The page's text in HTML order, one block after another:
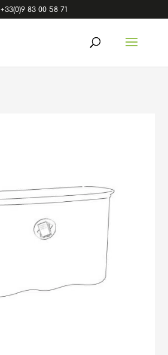
+33(0)9 83 00 58 71